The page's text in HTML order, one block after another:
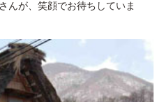
んが、笑顔でお待ちしていま